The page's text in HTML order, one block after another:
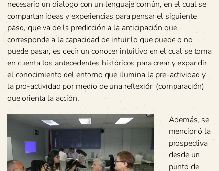
necesario un dialogo con un lenguaje común, en el cual se
compartan ideas y experiencias para pensar el siguiente
paso, que va de la predicción a la anticipación que
corresponde a la capacidad de intuir lo que puede o no
puede pasar, es decir un conocer intuitivo en el cual se toma
en cuenta los antecedentes históricos para crear y expandir
el conocimiento del entorno que ilumina la pre-actividad y
la pro-actividad por medio de una reflexión (comparación)
que orienta la acción.
Además, se
mencionó la
prospectiva
desde un
punto de